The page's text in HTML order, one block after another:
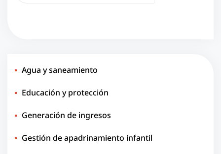
Agua y saneamiento
Educación y protección
Generación de ingresos
Gestión de apadrinamiento infantil